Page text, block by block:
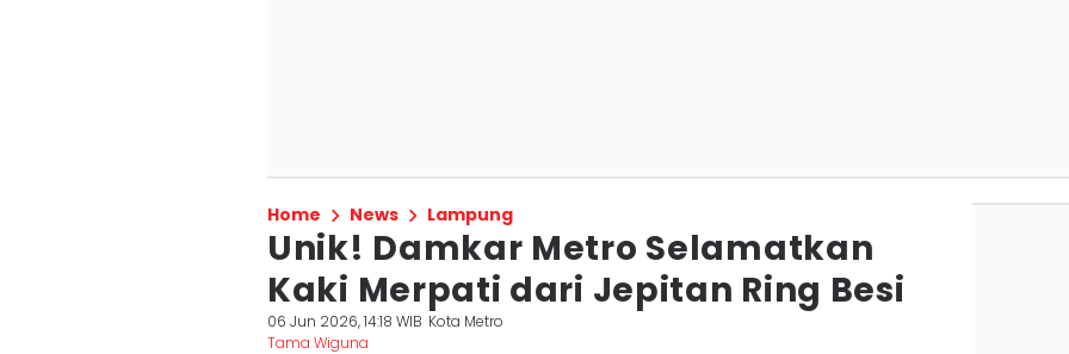
Home News Lampung
Unik! Damkar Metro Selamatkan
Kaki Merpati dari Jepitan Ring Besi
06 Jun 2026, 14:18 WIB Kota Metro
Tama Wiguna